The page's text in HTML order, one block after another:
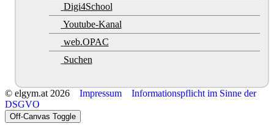
Digi4School
Youtube-Kanal
web.OPAC
Suchen
© elgym.at 2026 Impressum
Informationspflicht im Sinne der
DSGVO
Off-Canvas Toggle